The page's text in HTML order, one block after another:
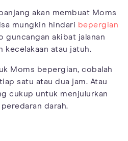
akan membuat Moms
mungkin hindari bepergian
guncangan akibat jalanan
kecelakaan atau jatuh.
Moms bepergian, cobalah
satu atau dua jam. Atau
cukup untuk menjulurkan
darah.